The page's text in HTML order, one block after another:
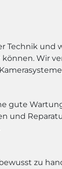
und
Wir
gute
und
zu